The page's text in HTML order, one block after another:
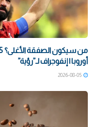
أوروبا | إنفوجراف لـ”رؤية”
2026-08-05